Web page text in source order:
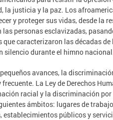
la justicia y la paz. Los
y proteger sus vidas, desde la
personas esclavizadas,
caracterizaron las décadas de
silencio durante el himno
avances, la
La Ley de Derechos
racial y la discriminación por
ámbitos: lugares de
públicos y